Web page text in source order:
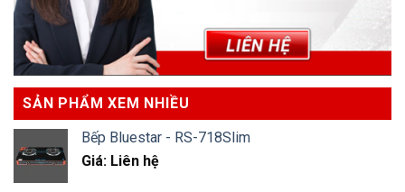
SẢN PHẨM XEM NHIỀU
Bếp Bluestar - RS-718Slim
Giá: Liên hệ